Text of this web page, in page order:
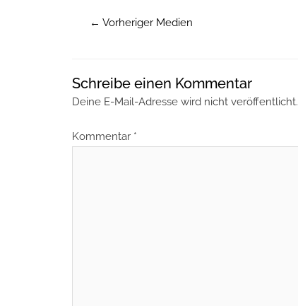
← Vorheriger Medien
Schreibe einen Kommentar
Deine E-Mail-Adresse wird nicht veröffentlicht.
Kommentar *